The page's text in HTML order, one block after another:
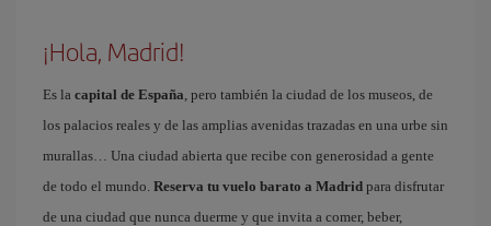
¡Hola, Madrid!
Es la capital de España, pero también la ciudad de los museos, de
los palacios reales y de las amplias avenidas trazadas en una urbe sin
murallas… Una ciudad abierta que recibe con generosidad a gente
de todo el mundo. Reserva tu vuelo barato a Madrid para disfrutar
de una ciudad que nunca duerme y que invita a comer, beber,